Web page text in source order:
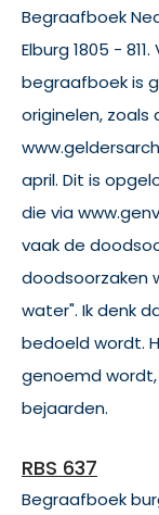
Begraafboek
Elburg 1805 -
begraafboek is
originelen, zoals
april. Dit is
die via
vaak de
doodsoorzaken
water". Ik denk
bedoeld wordt.
genoemd
bejaarden.
RBS 637
Begraafboek